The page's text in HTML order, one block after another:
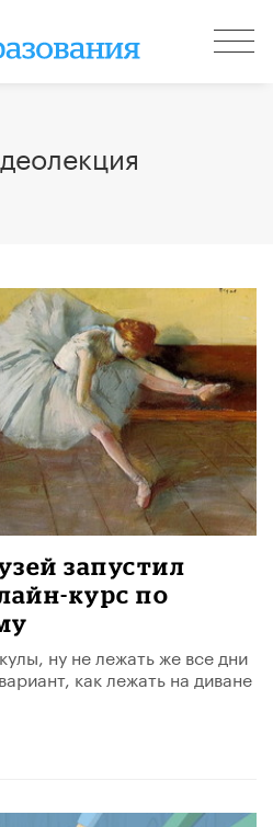
запустил
курс по
ну не лежать же все дни
как лежать на диване